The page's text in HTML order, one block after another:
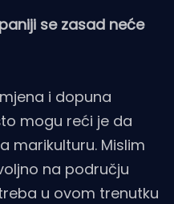
se zasad neće
i dopuna
mogu reći je da
marikulturu. Mislim
na području
u ovom trenutku